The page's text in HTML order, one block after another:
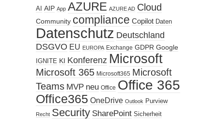
AI AIP App AZURE AZURE AD Cloud
Community compliance Copilot Daten
Datenschutz Deutschland
DSGVO EU EUROPA Exchange GDPR Google
IGNITE KI Konferenz Microsoft
Microsoft 365 Microsoft365 Microsoft
Teams MVP neu Office Office 365
Office365 OneDrive Outlook Purview
Recht Security SharePoint Sicherheit